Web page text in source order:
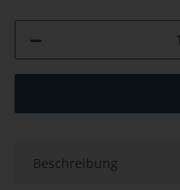
Beschreibung